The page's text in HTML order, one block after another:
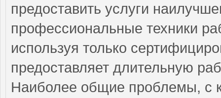
предоставить услуги
профессиональные техники
используя только
предоставляет длительную
Наиболее общие проблемы, с